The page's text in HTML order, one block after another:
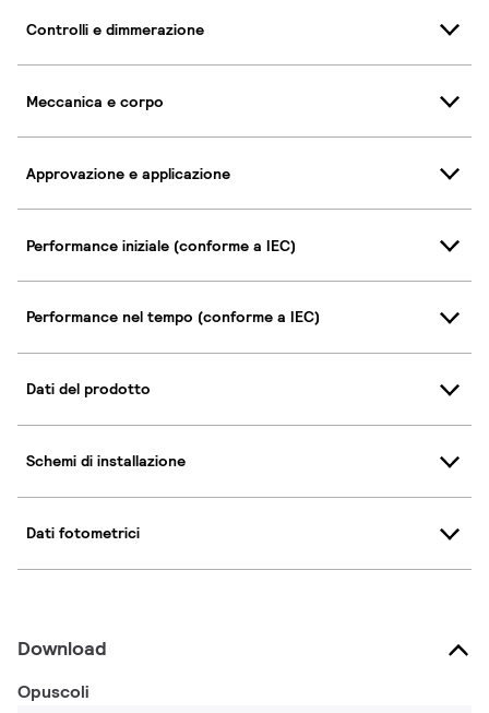
Controlli e dimmerazione
Meccanica e corpo
Approvazione e applicazione
Performance iniziale (conforme a IEC)
Performance nel tempo (conforme a IEC)
Dati del prodotto
Schemi di installazione
Dati fotometrici
Download
Opuscoli